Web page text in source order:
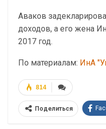
Аваков
доходов, а его жена
2017 год.
По материалам: ИнА
814
Поделиться